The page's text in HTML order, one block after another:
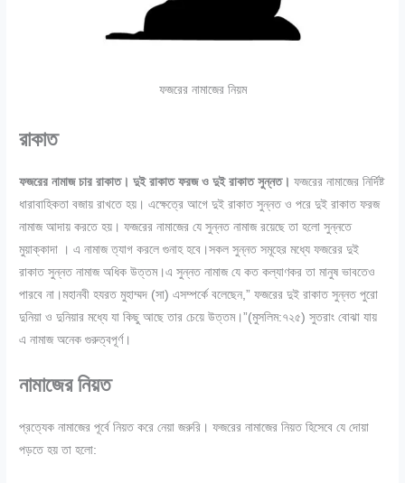
ফজরের নামাজের নিয়ম
রাকাত
ফজরের নামাজ চার রাকাত। দুই রাকাত ফরজ ও দুই রাকাত সুন্নত।ফজরের নামাজের নির্দিষ্ট
ধারাবাহিকতা বজায় রাখতে হয়। এক্ষেত্রে আগে দুই রাকাত সুন্নত ও পরে দুই রাকাত ফরজ
নামাজ আদায় করতে হয়। ফজরের নামাজের যে সুন্নত নামাজ রয়েছে তা হলো সুন্নতে
মুয়াক্কাদা । এ নামাজ ত্যাগ করলে গুনাহ হবে।সকল সুন্নত সমূহের মধ্যে ফজরের দুই
রাকাত সুন্নত নামাজ অধিক উত্তম।এ সুন্নত নামাজ যে কত কল্যাণকর তা মানুষ ভাবতেও
পারবে না।মহানবী হযরত মুহাম্মদ (সা) এসম্পর্কে বলেছেন,” ফজরের দুই রাকাত সুন্নত পুরো
দুনিয়া ও দুনিয়ার মধ্যে যা কিছু আছে তার চেয়ে উত্তম।”(মুসলিম:৭২৫) সুতরাং বোঝা যায়
এ নামাজ অনেক গুরুত্বপূর্ণ।
নামাজের নিয়ত
প্রত্যেক নামাজের পূর্বে নিয়ত করে নেয়া জরুরি। ফজরের নামাজের নিয়ত হিসেবে যে দোয়া
পড়তে হয় তা হলো: